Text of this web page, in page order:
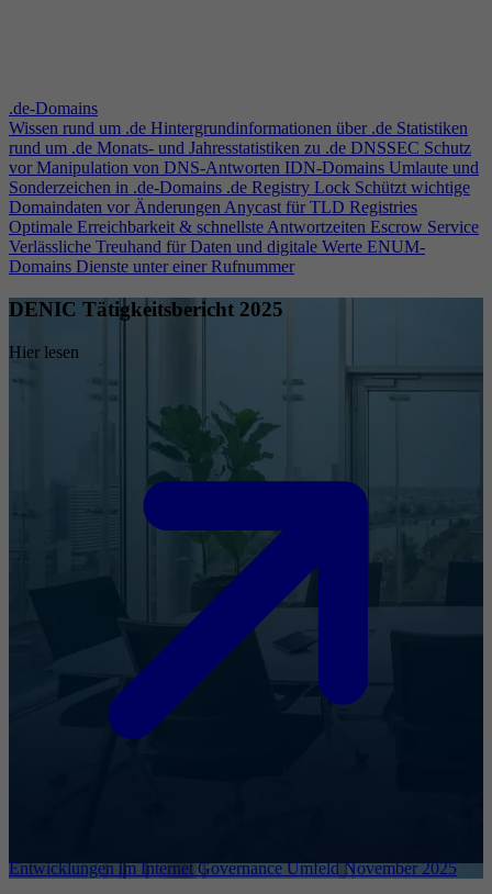
.de-Domains
Wissen rund um .de Hintergrundinformationen über .de Statistiken
rund um .de Monats- und Jahresstatistiken zu .de DNSSEC Schutz
vor Manipulation von DNS-Antworten IDN-Domains Umlaute und
Sonderzeichen in .de-Domains .de Registry Lock Schützt wichtige
Domaindaten vor ÄnderungenAnycast für TLD Registries
Optimale Erreichbarkeit & schnellste Antwortzeiten Escrow Service
Verlässliche Treuhand für Daten und digitale Werte ENUM-
Domains Dienste unter einer Rufnummer
DENIC Tätigkeitsbericht 2025
Hier lesen
Entwicklungen im Internet Governance Umfeld November 2025